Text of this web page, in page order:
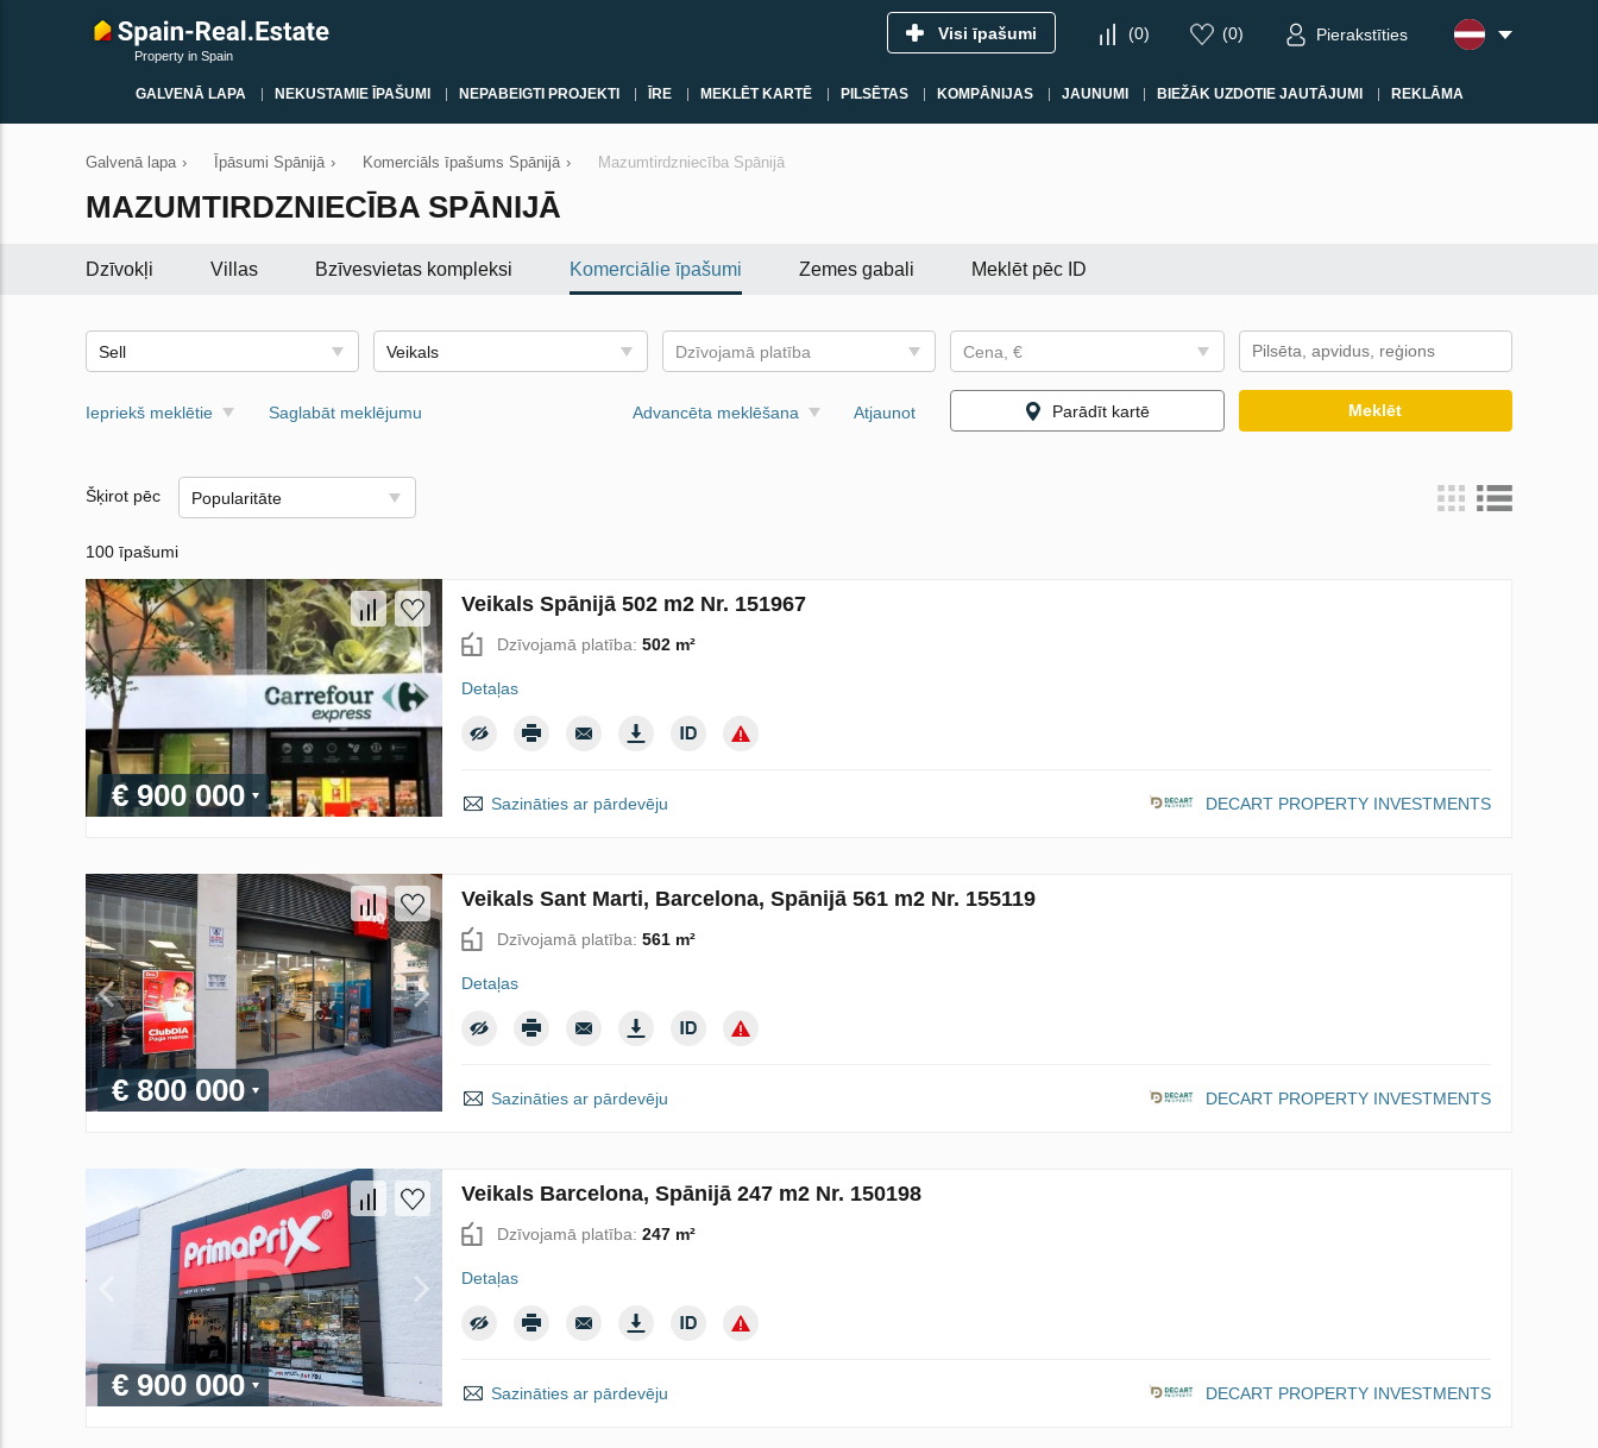
Property in Spain
Visi īpašumi (0) (0) Pierakstīties
GALVENĀ LAPA NEKUSTAMIE ĪPAŠUMI NEPABEIGTI PROJEKTI ĪRE MEKLĒT KARTĒ PILSĒTAS KOMPĀNIJAS JAUNUMI BIEŽĀK UZDOTIE JAUTĀJUMI REKLĀMA
Galvenā lapa › Īpāsumi Spānijā › Komerciāls īpašums Spānijā › Mazumtirdzniecība Spānijā
MAZUMTIRDZNIECĪBA SPĀNIJĀ
Dzīvokļi Villas Вzīvesvietas kompleksi Komerciālie īpašumi Zemes gabali Meklēt pēc ID
Sell Veikals Dzīvojamā platība Cena, €
Iepriekš meklētie Saglabāt meklējumu Advancēta meklēšana Atjaunot Parādīt kartē Meklēt
Šķirot pēc Popularitāte
100 īpašumi
€ 900 000
Veikals Spānijā 502 m2 Nr. 151967
Dzīvojamā platība: 502 m²
Detaļas
Sazināties ar pārdevēju DECART PROPERTY INVESTMENTS
€ 800 000
Veikals Sant Marti, Barcelona, Spānijā 561 m2 Nr. 155119
Dzīvojamā platība: 561 m²
Detaļas
Sazināties ar pārdevēju DECART PROPERTY INVESTMENTS
€ 900 000
Veikals Barcelona, Spānijā 247 m2 Nr. 150198
Dzīvojamā platība: 247 m²
Detaļas
Sazināties ar pārdevēju DECART PROPERTY INVESTMENTS